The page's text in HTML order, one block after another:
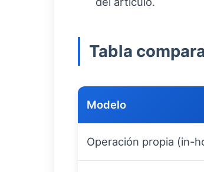
Tabla
Modelo
Operación propia (in-